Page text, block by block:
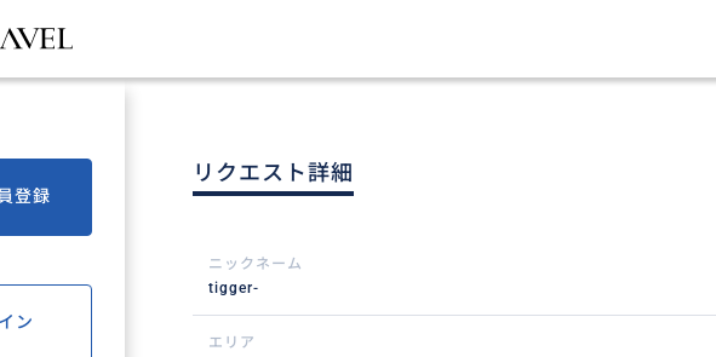
リクエスト詳細
ニックネーム
tigger-
エリア
登録
ン